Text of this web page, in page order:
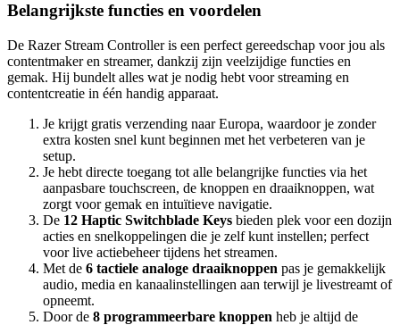
Belangrijkste functies en voordelen
De Razer Stream Controller is een perfect gereedschap voor jou als
contentmaker en streamer, dankzij zijn veelzijdige functies en
gemak. Hij bundelt alles wat je nodig hebt voor streaming en
contentcreatie in één handig apparaat.
Je krijgt gratis verzending naar Europa, waardoor je zonder
extra kosten snel kunt beginnen met het verbeteren van je
setup.
Je hebt directe toegang tot alle belangrijke functies via het
aanpasbare touchscreen, de knoppen en draaiknoppen, wat
zorgt voor gemak en intuïtieve navigatie.
De 12 Haptic Switchblade Keys bieden plek voor een dozijn
acties en snelkoppelingen die je zelf kunt instellen; perfect
voor live actiebeheer tijdens het streamen.
Met de 6 tactiele analoge draaiknoppen pas je gemakkelijk
audio, media en kanaalinstellingen aan terwijl je livestreamt of
opneemt.
Door de 8 programmeerbare knoppen heb je altijd de